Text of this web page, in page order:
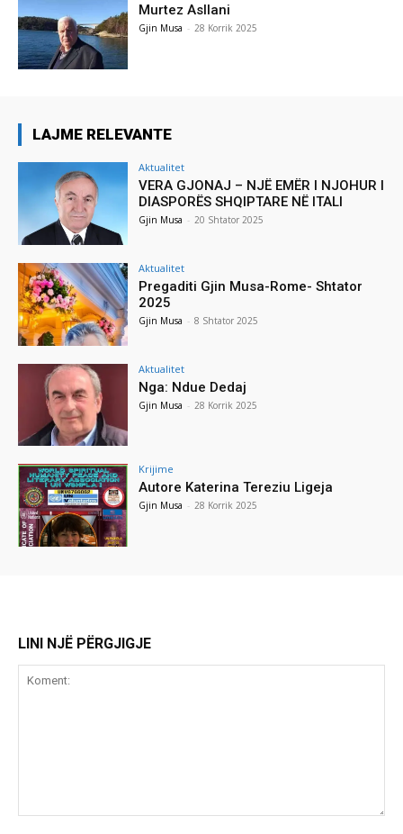
Murtez Asllani
Gjin Musa - 28 Korrik 2025
LAJME RELEVANTE
Aktualitet
VERA GJONAJ – NJË EMËR I NJOHUR I
DIASPORËS SHQIPTARE NË ITALI
Gjin Musa - 20 Shtator 2025
Aktualitet
Pregaditi Gjin Musa-Rome- Shtator
2025
Gjin Musa - 8 Shtator 2025
Aktualitet
Nga: Ndue Dedaj
Gjin Musa - 28 Korrik 2025
Krijime
Autore Katerina Tereziu Ligeja
Gjin Musa - 28 Korrik 2025
LINI NJË PËRGJIGJE